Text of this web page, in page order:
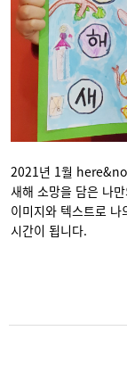
2021년 1월
새해 소망을 담은 나
이미지와 텍스트로
시간이 됩니다.